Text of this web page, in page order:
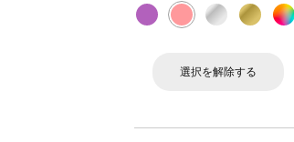
選択を解除する